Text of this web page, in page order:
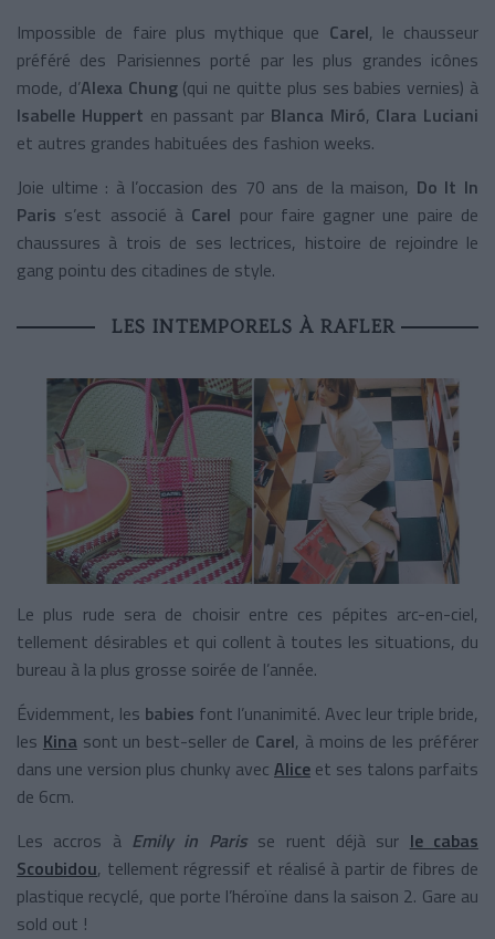
Impossible de faire plus mythique que Carel, le chausseur
préféré des Parisiennes porté par les plus grandes icônes
mode, d’Alexa Chung(qui ne quitte plus ses babies vernies) à
Isabelle Huppert en passant par Blanca Miró, Clara Luciani
et autres grandes habituées des fashion weeks.
Joie ultime : à l’occasion des 70 ans de la maison, Do It In
Paris s’est associé à Carel pour faire gagner une paire de
chaussures à trois de ses lectrices, histoire de rejoindre le
gang pointu des citadines de style.
LES INTEMPORELS À RAFLER
Le plus rude sera de choisir entre ces pépites arc-en-ciel,
tellement désirables et qui collent à toutes les situations, du
bureau à la plus grosse soirée de l’année.
Évidemment, les babies font l’unanimité. Avec leur triple bride,
les Kinasont un best-seller de Carel, à moins de les préférer
dans une version plus chunky avec Alice et ses talons parfaits
de 6cm.
Les accros à Emily in Parisse ruent déjà sur le cabas
Scoubidou, tellement régressif et réalisé à partir de fibres de
plastique recyclé, que porte l’héroïne dans la saison 2. Gare au
sold out !